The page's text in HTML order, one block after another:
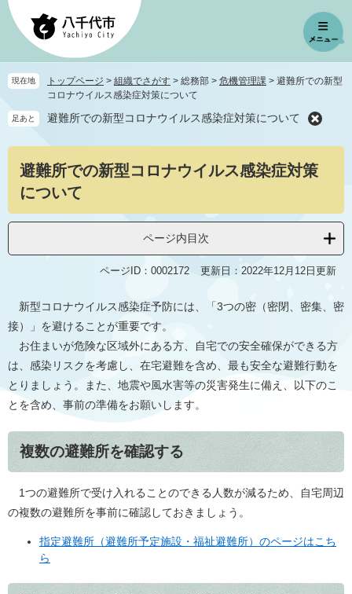
ペ
先
頭
す
メ
を
飛
し
現在地 トップページ > 組織でさがす > 総務部 > 危機管理課 > 避難所での新型
コロナウイルス感染症対策について
足あと 避難所での新型コロナウイルス感染症対策について
避難所での新型コロナウイルス感染症対策
について
ページ内目次
ページID：0002172 更新日：2022年12月12日更新
新型コロナウイルス感染症予防には、「3つの密（密閉、密集、密
接）」を避けることが重要です。
お住まいが危険な区域外にある方、自宅での安全確保ができる方
は、感染リスクを考慮し、在宅避難を含め、最も安全な避難行動を
とりましょう。また、地震や風水害等の災害発生に備え、以下のこ
とを含め、事前の準備をお願いします。
複数の避難所を確認する
1つの避難所で受け入れることのできる人数が減るため、自宅周辺
の複数の避難所を事前に確認しておきましょう。
指定避難所（避難所予定施設・福祉避難所）のページはこち
ら